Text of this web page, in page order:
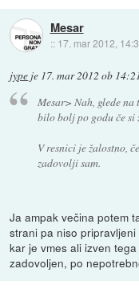
Mesar
:: 17. mar 2012,
jype je 17. mar 2012 ob
Mesar> Nah, glede
bilo bolj po godu če si
V resnici je žalostno,
zadovolji sam.
Ja ampak večina potem
strani pa niso
kar je vmes ali izven
zadovoljen, po